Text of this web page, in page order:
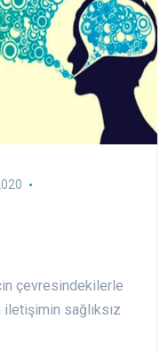
çevresindekilerle
sağlıksız